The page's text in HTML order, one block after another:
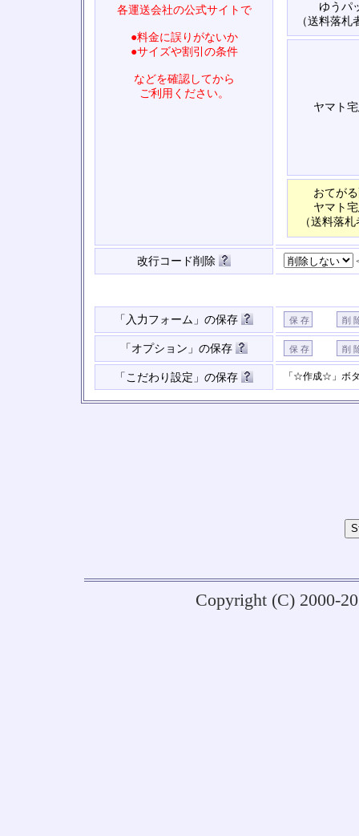
各運送会社の公式サイトで
●料金に誤りがないか
●サイズや割引の条件
などを確認してから
ご利用ください。
ゆうパ
（送料落札
ヤマト
おてが
ヤマト
（送料落
改行コード削除
「入力フォーム」の保存
「オプション」の保存
「こだわり設定」の保存 「☆作成☆」ボ
Copyright (C) 2000-